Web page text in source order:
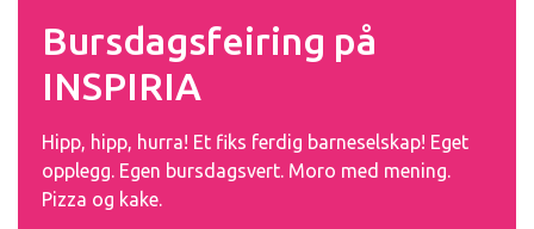
Bursdagsfeiring på
INSPIRIA
Hipp, hipp, hurra! Et fiks ferdig barneselskap! Eget
opplegg. Egen bursdagsvert. Moro med mening.
Pizza og kake.